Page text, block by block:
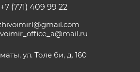
+7 (771) 409 99 22
ул. Толе би, д. 160